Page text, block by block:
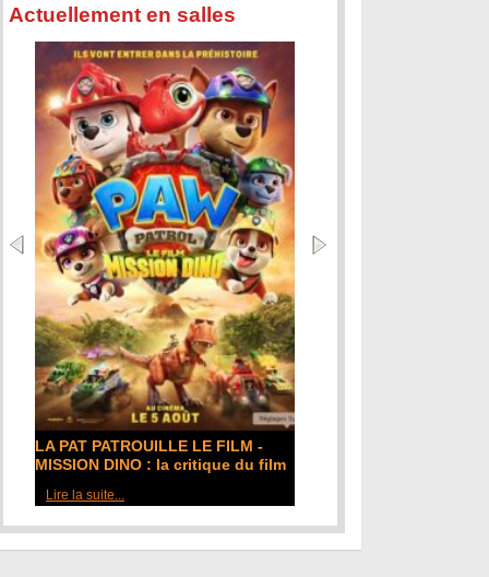
Actuellement en salles
LA PAT PATROUILLE LE FILM -
MISSION DINO : la critique du film
Lire la suite...